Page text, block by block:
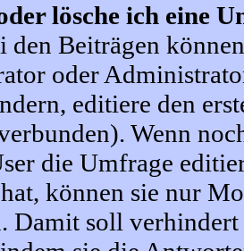
lösche ich eine
den Beiträgen
oder
editiere den
Wenn
die Umfrage
können sie nur
Damit soll